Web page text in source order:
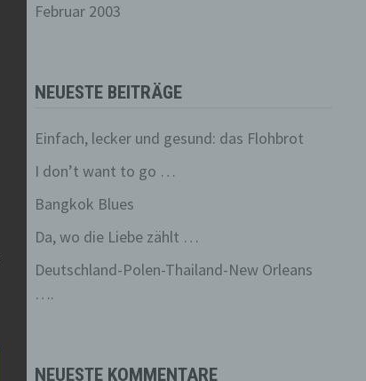
Februar 2003
NEUESTE BEITRÄGE
Einfach, lecker und gesund: das Flohbrot
I don’t want to go …
Bangkok Blues
Da, wo die Liebe zählt …
Deutschland-Polen-Thailand-New Orleans
….
NEUESTE KOMMENTARE